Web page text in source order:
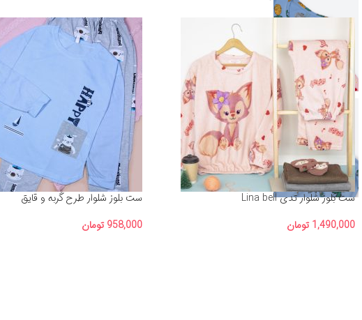
ست بلوز شلوار تدی Lina bell
1,490,000 تومان
ست بلوز شلوار طرح گربه و قایق
958,000 تومان